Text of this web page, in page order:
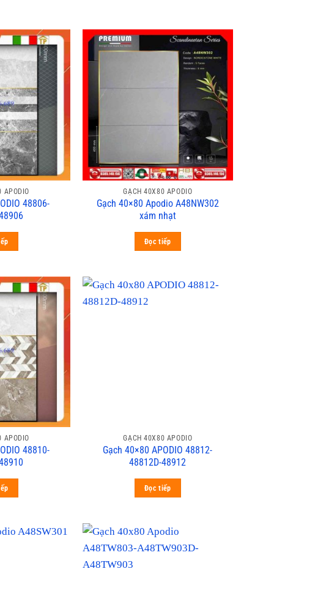
APODIO
48806-
GẠCH 40X80 APODIO
Gạch 40×80 Apodio A48NW302
xám nhạt
Đọc tiếp
APODIO
48810-
GẠCH 40X80 APODIO
Gạch 40×80 APODIO 48812-
48812D-48912
Đọc tiếp